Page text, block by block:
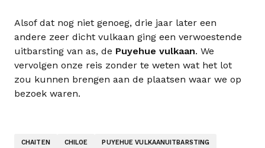
Alsof dat nog niet genoeg, drie jaar later een
andere zeer dicht vulkaan ging een verwoestende
uitbarsting van as, de Puyehue vulkaan. We
vervolgen onze reis zonder te weten wat het lot
zou kunnen brengen aan de plaatsen waar we op
bezoek waren.
CHAITEN CHILOE PUYEHUE VULKAANUITBARSTING